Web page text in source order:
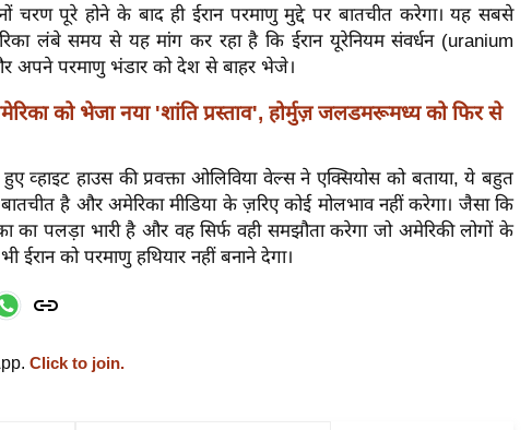
चरण पूरे होने के बाद ही ईरान परमाणु मुद्दे पर बातचीत करेगा। यह सबसे
लंबे समय से यह मांग कर रहा है कि ईरान यूरेनियम संवर्धन (uranium
अपने परमाणु भंडार को देश से बाहर भेजे।
को भेजा नया 'शांति प्रस्ताव', होर्मुज़ जलडमरूमध्य को फिर से
व्हाइट हाउस की प्रवक्ता ओलिविया वेल्स ने एक्सियोस को बताया, ये बहुत
है और अमेरिका मीडिया के ज़रिए कोई मोलभाव नहीं करेगा। जैसा कि
का पलड़ा भारी है और वह सिर्फ वही समझौता करेगा जो अमेरिकी लोगों के
ईरान को परमाणु हथियार नहीं बनाने देगा।
Click to join.